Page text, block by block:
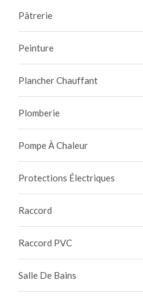
Pâtrerie
Peinture
Plancher Chauffant
Plomberie
Pompe À Chaleur
Protections Électriques
Raccord
Raccord PVC
Salle De Bains